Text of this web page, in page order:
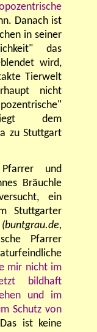
Danach ist
in seiner
das
wird,
Tierwelt
nicht
dem
zu Stuttgart
Pfarrer und
Bräuchle
ein
Stuttgarter
(buntgrau.de,
Pfarrer
mir nicht im
bildhaft
und im
Schutz von
ist keine